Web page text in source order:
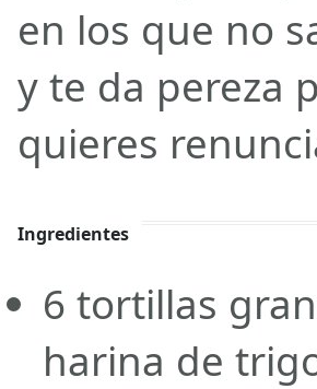
en los que no
y te da pereza
quieres
Ingredientes
6 tortillas
harina de